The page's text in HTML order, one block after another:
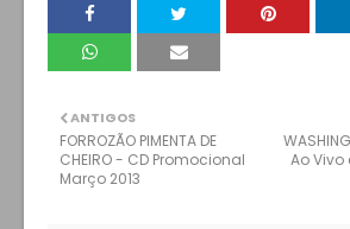
Ao
ANTIGOS
FORROZÃO PIMENTA DE
CHEIRO - CD Promocional
Março 2013